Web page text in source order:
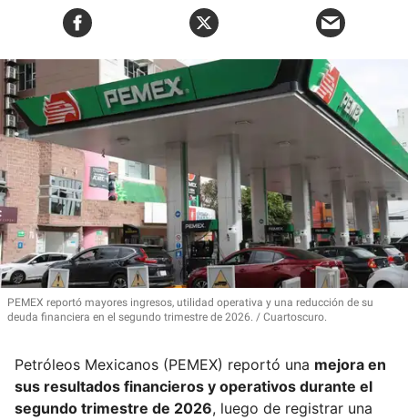
PEMEX reportó mayores ingresos, utilidad operativa y una reducción de su
deuda financiera en el segundo trimestre de 2026.
Cuartoscuro.
Petróleos Mexicanos (PEMEX) reportó una mejora en
sus resultados financieros y operativos durante el
segundo trimestre de 2026, luego de registrar una